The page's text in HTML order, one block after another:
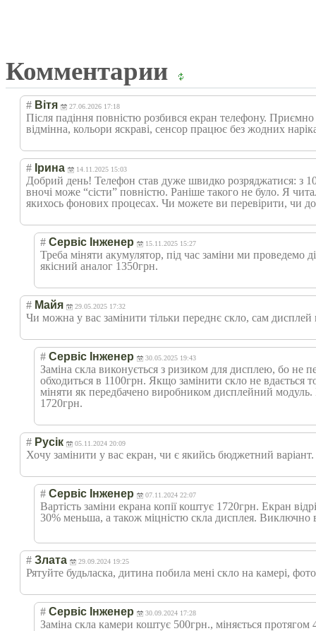
Комментарии
# Вітя 27.06.2026 17:18
Після падіння повністю розбився екран телефону.
відмінна, кольори яскраві, сенсор працює без жодних
# Ірина 14.11.2025 15:03
Добрий день! Телефон став дуже швидко розряджатися: з
вночі може “сісти” повністю. Раніше такого не було. Я
якихось фонових процесах. Чи можете ви перевірити, чи
# Сервіс Інженер 15.11.2025 15:27
Треба міняти акумулятор, під час заміни ми проведемо
якісний аналог 1350грн.
# Майя 29.05.2025 17:32
Чи можна у вас замінити тільки переднє скло, сам дисплей
# Сервіс Інженер 30.05.2025 19:43
Заміна скла виконується з ризиком для дисплею, бо не
обходиться в 1100грн. Якщо замінити скло не вдається
міняти як передбачено виробником дисплейний модуль.
1720грн.
# Русік 05.11.2024 20:09
Хочу замінити у вас екран, чи є якийсь бюджетний варіант.
# Сервіс Інженер 07.11.2024 22:07
Вартість заміни екрана копії коштує 1720грн. Екран
30% меньша, а також міцністю скла дисплея. Виключно в
# Злата 29.09.2024 19:25
Рятуйте будьласка, дитина побила мені скло на камері,
# Сервіс Інженер 30.09.2024 17:28
Заміна скла камери коштує 500грн., міняється